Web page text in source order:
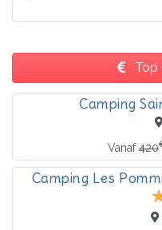
Top
Camping
Vanaf420
Camping Les